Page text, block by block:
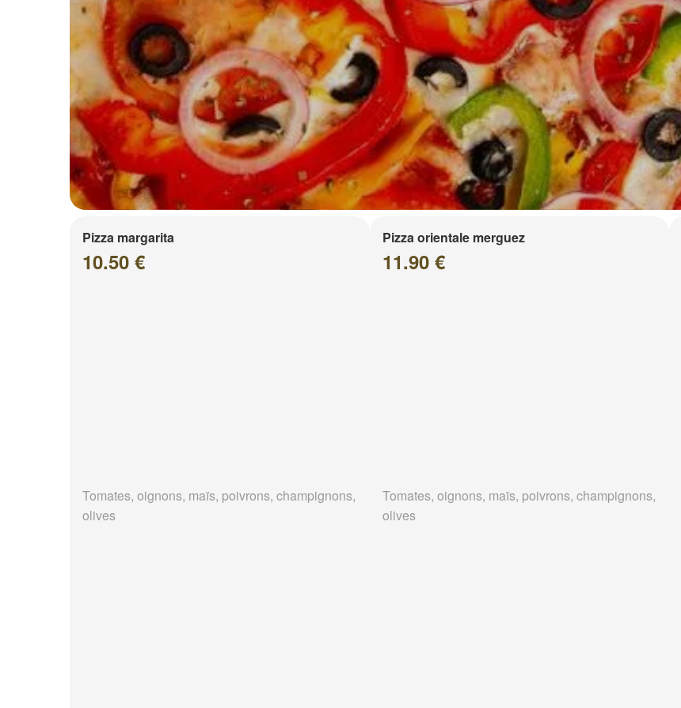
Pizza margarita
10.50 €
Tomates, oignons, maïs, poivrons, champignons,
olives
Pizza orientale merguez
11.90 €
Tomates, oignons, maïs, poivrons, champignons,
olives